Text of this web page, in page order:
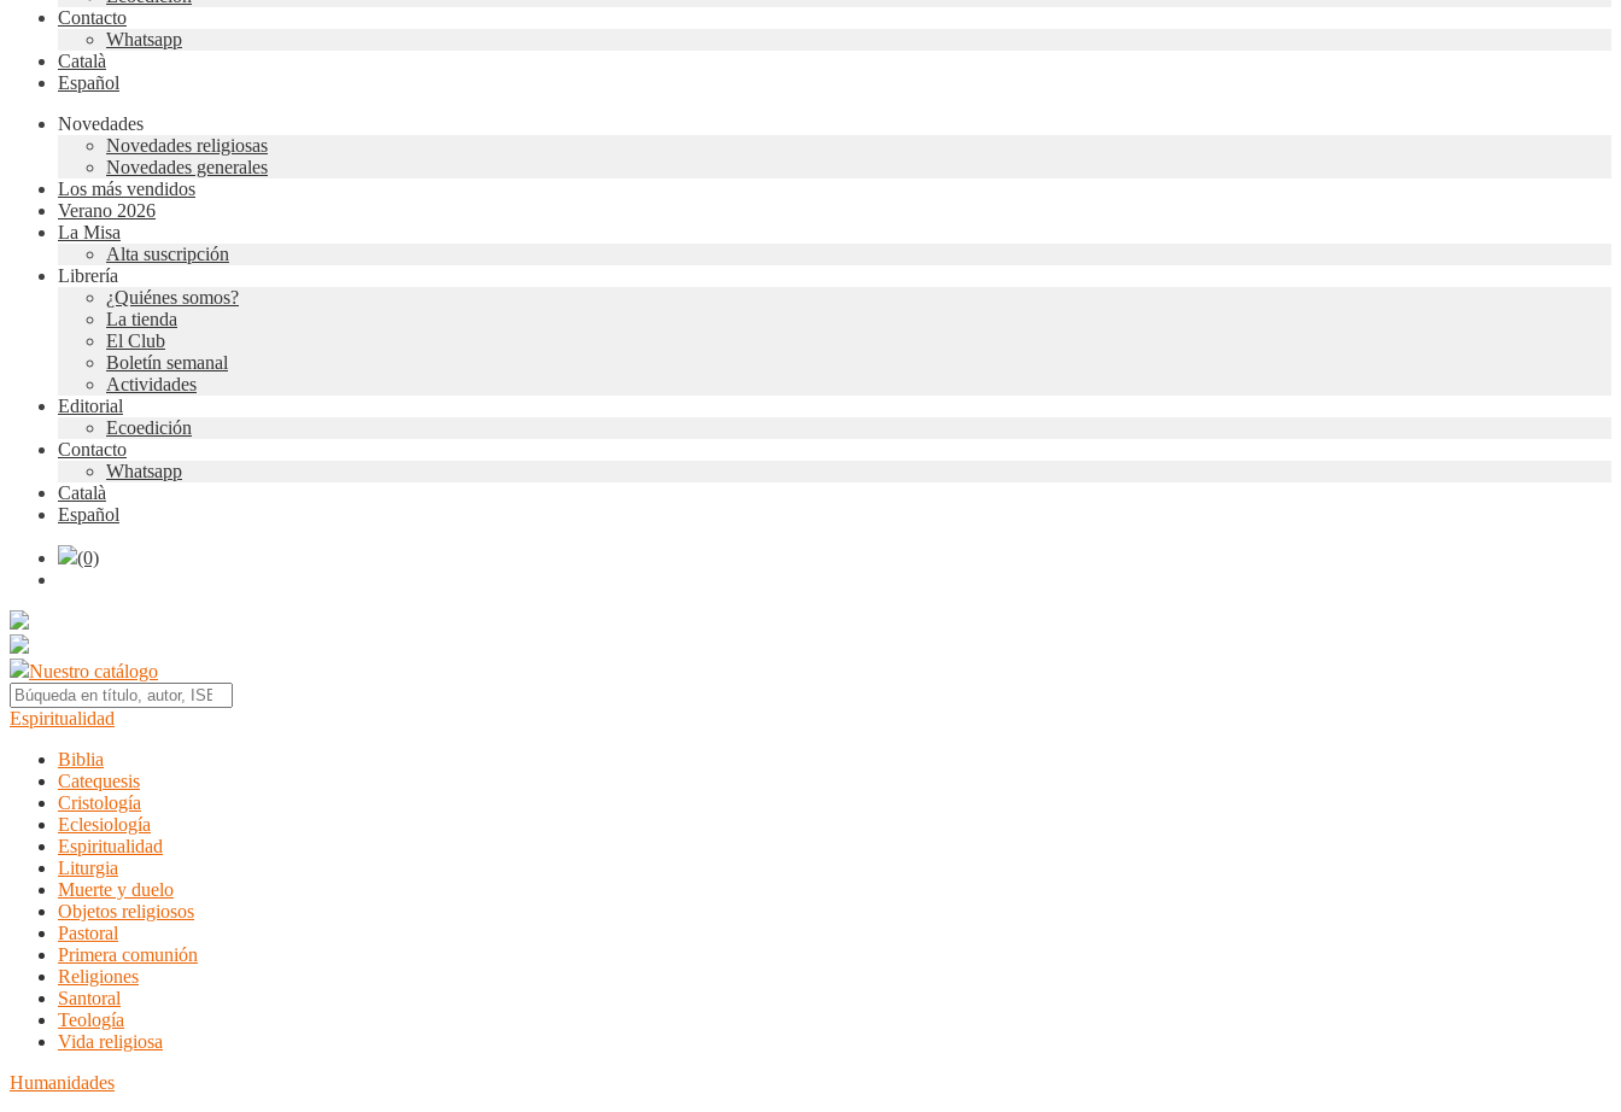
Contacto
Whatsapp
Català
Español
Novedades
Novedades religiosas
Novedades generales
Los más vendidos
Verano 2026
La Misa
Alta suscripción
Librería
¿Quiénes somos?
La tienda
El Club
Boletín semanal
Actividades
Editorial
Ecoedición
Contacto
Whatsapp
Català
Español
(0)
Nuestro catálogo
Espiritualidad
Biblia
Catequesis
Cristología
Eclesiología
Espiritualidad
Liturgia
Muerte y duelo
Objetos religiosos
Pastoral
Primera comunión
Religiones
Santoral
Teología
Vida religiosa
Humanidades